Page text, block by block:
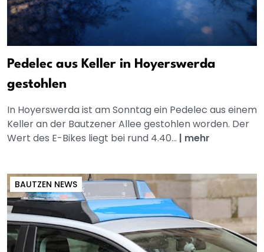
Pedelec aus Keller in Hoyerswerda
gestohlen
In Hoyerswerda ist am Sonntag ein Pedelec aus einem
Keller an der Bautzener Allee gestohlen worden. Der
Wert des E-Bikes liegt bei rund 4.40... | mehr
BAUTZEN NEWS